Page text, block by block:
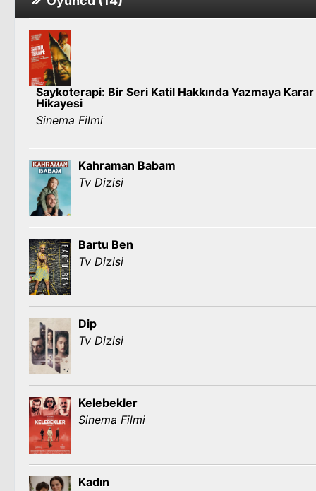
Saykoterapi: Bir Seri Katil Hakkında Yazmaya Karar
Hikayesi
Sinema Filmi
Kahraman Babam
Tv Dizisi
Bartu Ben
Tv Dizisi
Dip
Tv Dizisi
Kelebekler
Sinema Filmi
Kadın